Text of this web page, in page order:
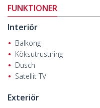
köpcentra och flygplatsen,
investeringar.
Närliggande bekvämligheter
m bort, Kepez statliga
och Agora Mall 4,2 km bort,
MarkAntalya Mall 6,2 km
flygplats 9,7 km bort och
FUNKTIONER
Interiör
Balkong
Köksutrustning
Dusch
Satellit TV
Exteriör